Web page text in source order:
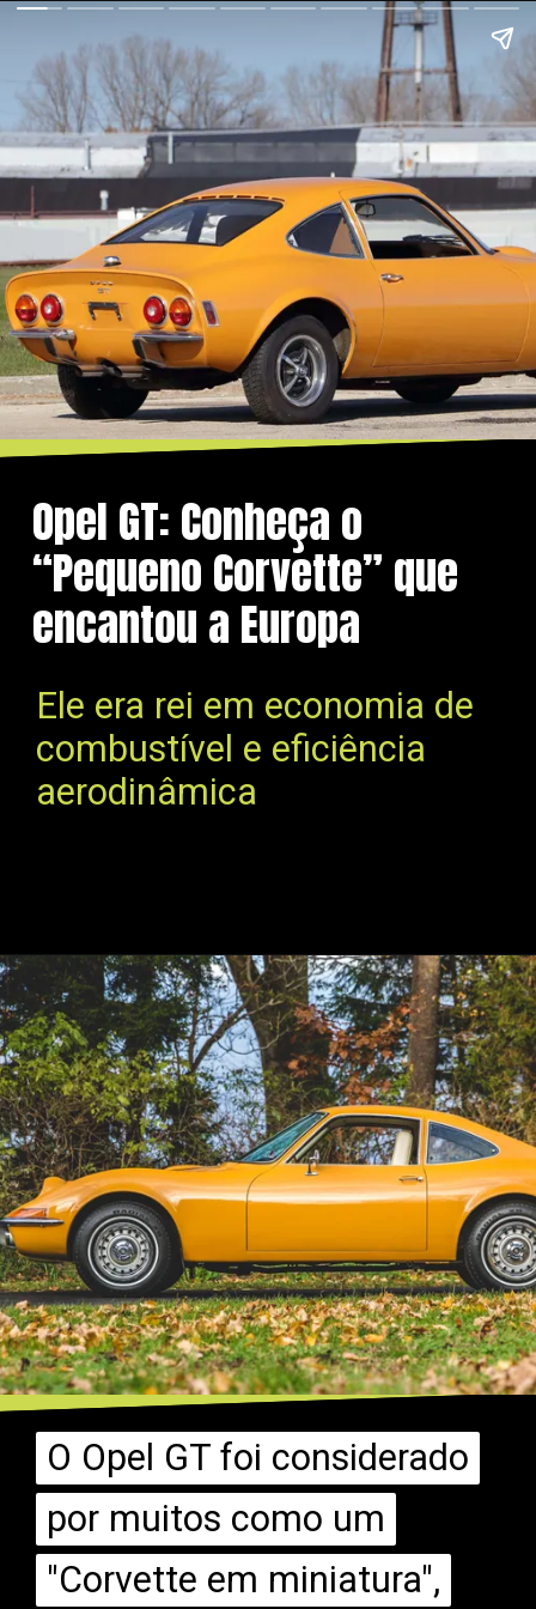
Opel GT: Conheça o
“Pequeno Corvette” que
encantou a Europa
Ele era rei em economia de
combustível e eficiência
aerodinâmica
O Opel GT foi considerado
por muitos como um
"Corvette em miniatura",
O Opel GT foi considerado
por muitos como um
"Corvette em miniatura",